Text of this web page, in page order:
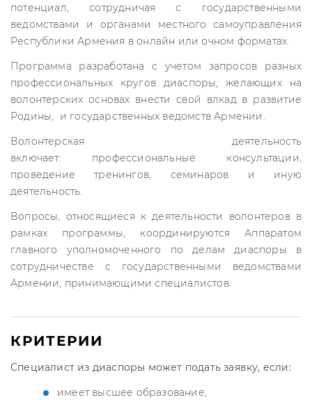
потенциал, сотрудничая с государственными
ведомствами и органами местного самоуправления
Республики Армения в онлайн или очном форматах.
Программа разработана с учетом запросов разных
профессиональных кругов диаспоры, желающих на
волонтерских основах внести свой влкад в развитие
Родины, и государственных ведомств Армении.
Волонтерская деятельность
включает: профессиональные консультации,
проведение тренингов, семинаров и иную
деятельность.
Вопросы, относящиеся к деятельности волонтеров в
рамках программы, координируются Аппаратом
главного уполномоченного по делам диаспоры в
сотрудничестве с государственными ведомствами
Армении, принимающими специалистов.
КРИТЕРИИ
Специалист из диаспоры может подать заявку, если:
имеет высшее образование,